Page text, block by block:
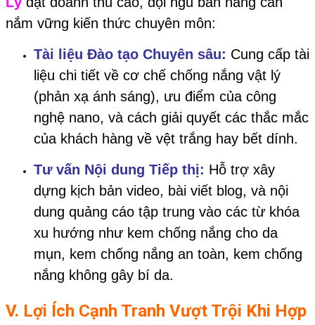
nắm vững kiến thức chuyên môn:
Tài liệu Đào tạo Chuyên sâu: Cung cấp tài
liệu chi tiết về cơ chế chống nắng vật lý
(phản xạ ánh sáng), ưu điểm của công
nghệ nano, và cách giải quyết các thắc mắc
của khách hàng về vệt trắng hay bết dính.
Tư vấn Nội dung Tiếp thị: Hỗ trợ xây
dựng kịch bản video, bài viết blog, và nội
dung quảng cáo tập trung vào các từ khóa
xu hướng như kem chống nắng cho da
mụn, kem chống nắng an toàn, kem chống
nắng không gây bí da.
V. Lợi Ích Cạnh Tranh Vượt Trội Khi Hợp